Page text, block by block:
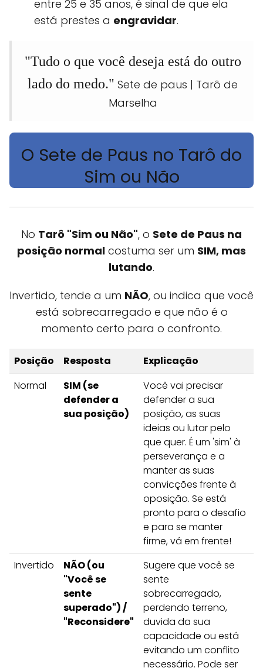
entre 25 e 35 anos, é sinal de que ela
está prestes a engravidar.
"Tudo o que você deseja está do outro
lado do medo." Sete de paus | Tarô de
Marselha
O Sete de Paus no Tarô do
Sim ou Não
No Tarô "Sim ou Não", o Sete de Paus na
posição normal costuma ser um SIM, mas
lutando.
Invertido, tende a um NÃO, ou indica que você
está sobrecarregado e que não é o
momento certo para o confronto.
Posição Resposta
Explicação
Normal
SIM (se
defender a
sua posição)
Você vai precisar
defender a sua
posição, as suas
ideias ou lutar pelo
que quer. É um 'sim' à
perseverança e a
manter as suas
convicções frente à
oposição. Se está
pronto para o desafio
e para se manter
firme, vá em frente!
Invertido
NÃO (ou
"Você se
sente
superado") /
"Reconsidere"
Sugere que você se
sente
sobrecarregado,
perdendo terreno,
duvida da sua
capacidade ou está
evitando um conflito
necessário. Pode ser